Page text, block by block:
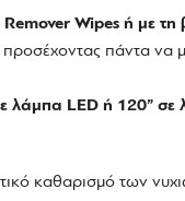
Remover Wipes ή με τη
προσέχοντας πάντα να
λάμπα LED ή 120” σε
καθαρισμό των